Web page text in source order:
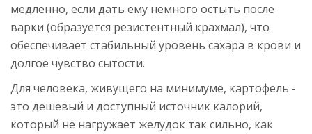
медленно, если дать ему немного остыть после
варки (образуется резистентный крахмал), что
обеспечивает стабильный уровень сахара в крови и
долгое чувство сытости.
Для человека, живущего на минимуме, картофель -
это дешевый и доступный источник калорий,
который не нагружает желудок так сильно, как